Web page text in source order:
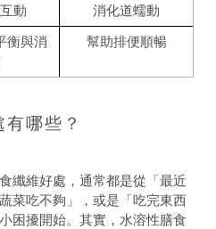
動
消化道蠕動
衡與消
幫助排便順暢
哪些？
纖維好處，通常都是從「最近
菜吃不夠」，或是「吃完東西
困擾開始。其實，水溶性膳食